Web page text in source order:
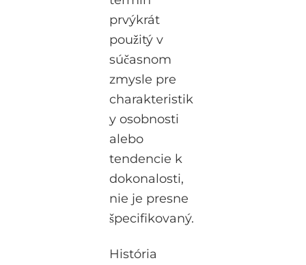
prvýkrát
použitý v
súčasnom
zmysle pre
charakteristik
y osobnosti
alebo
tendencie k
dokonalosti,
nie je presne
špecifikovaný.
História